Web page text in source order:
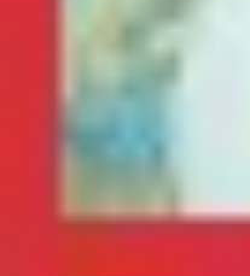
Silvester